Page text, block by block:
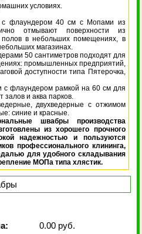
условиях.
флаундером 40 см с Мопами из
отмывают поверхности из
в небольших помещениях, в
магазинах.
50 сантиметров подходят для
промышленных предприятий,
доступности типа Пятерочка,
с флаундером рамкой на 60 см для
залов и аква парков.
двухведерные с отжимом
синие и красные.
швабры производства
из хорошего прочного
надежностью и пользуются
профессионального клининга,
для удобного складывания
МОПа типа хлястик.
0.00 руб.